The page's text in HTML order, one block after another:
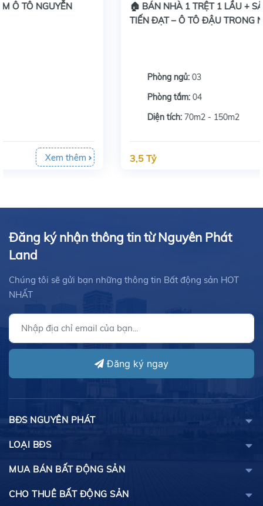
🏠 BÁN NHÀ 1 TRỆT 1 LẦU + SÂN THƯỢNG KHU
TIẾN ĐẠT – Ô TÔ ĐẬU TRONG NHÀ
3,5 Tỷ
Đăng ký nhận thông tin từ Nguyên Phát
Land
Chúng tôi sẽ gửi bạn những thông tin Bất động sản HOT
NHẤT
Đăng ký ngay
BĐS NGUYÊN PHÁT
LOẠI BĐS
MUA BÁN BẤT ĐỘNG SẢN
CHO THUÊ BẤT ĐỘNG SẢN